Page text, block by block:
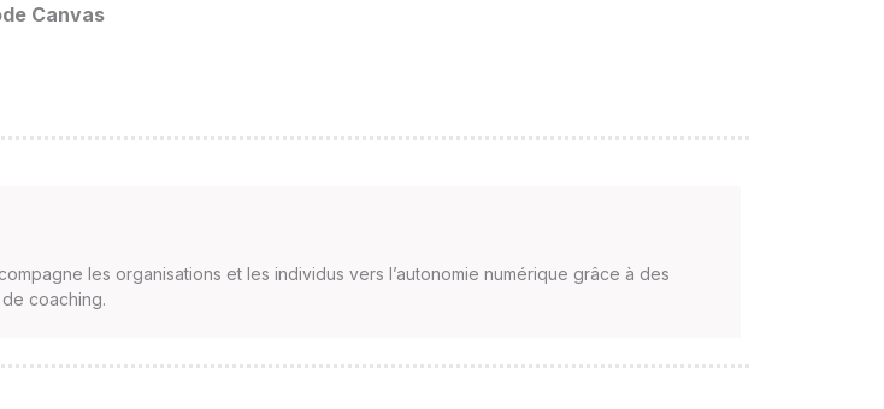
Canvas
les organisations et les individus vers l’autonomie numérique grâce à des
coaching.